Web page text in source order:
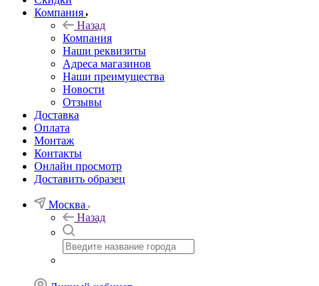
Компания
Назад
Компания
Наши реквизиты
Адреса магазинов
Наши преимущества
Новости
Отзывы
Доставка
Оплата
Монтаж
Контакты
Онлайн просмотр
Доставить образец
Москва
Назад